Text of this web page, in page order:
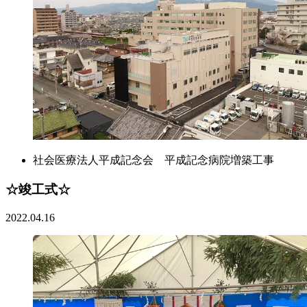
社会医療法人平成記念会 平成記念病院増築工事
☆竣工式☆
2022.04.16